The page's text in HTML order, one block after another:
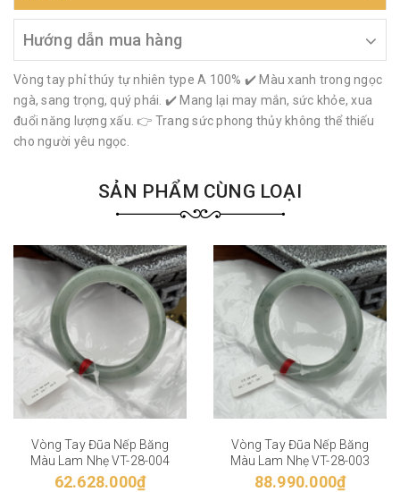
Hướng dẫn mua hàng
Vòng tay phỉ thúy tự nhiên type A 100% ✔️ Màu xanh trong ngọc
ngà, sang trọng, quý phái. ✔️ Mang lại may mắn, sức khỏe, xua
đuổi năng lượng xấu. 👉 Trang sức phong thủy không thể thiếu
cho người yêu ngọc.
SẢN PHẨM CÙNG LOẠI
Vòng Tay Đũa Nếp Băng
Màu Lam Nhẹ VT-28-004
62.628.000₫
Vòng Tay Đũa Nếp Băng
Màu Lam Nhẹ VT-28-003
88.990.000₫